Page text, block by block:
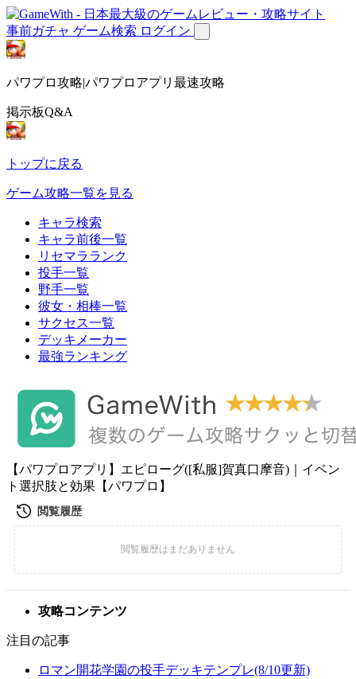
事前ガチャ ゲーム検索 ログイン
パワプロ攻略|パワプロアプリ最速攻略
掲示板Q&A
トップに戻る
ゲーム攻略一覧を見る
キャラ検索
キャラ前後一覧
リセマラランク
投手一覧
野手一覧
彼女・相棒一覧
サクセス一覧
デッキメーカー
最強ランキング
【パワプロアプリ】エピローグ([私服]賀真口摩音)｜イベン
ト選択肢と効果【パワプロ】
攻略コンテンツ
注目の記事
ロマン開花学園の投手デッキテンプレ(8/10更新)